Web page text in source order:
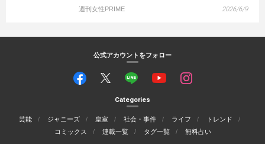
週刊女性PRIME 2026/6/9
公式アカウントをフォロー
Categories
芸能 ジャニーズ 皇室 社会・事件 ライフ
トレンド
コミックス
連載一覧 タグ一覧 無料占い